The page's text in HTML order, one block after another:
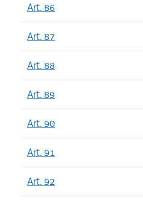
Art. 86
Art. 87
Art. 88
Art. 89
Art. 90
Art. 91
Art. 92